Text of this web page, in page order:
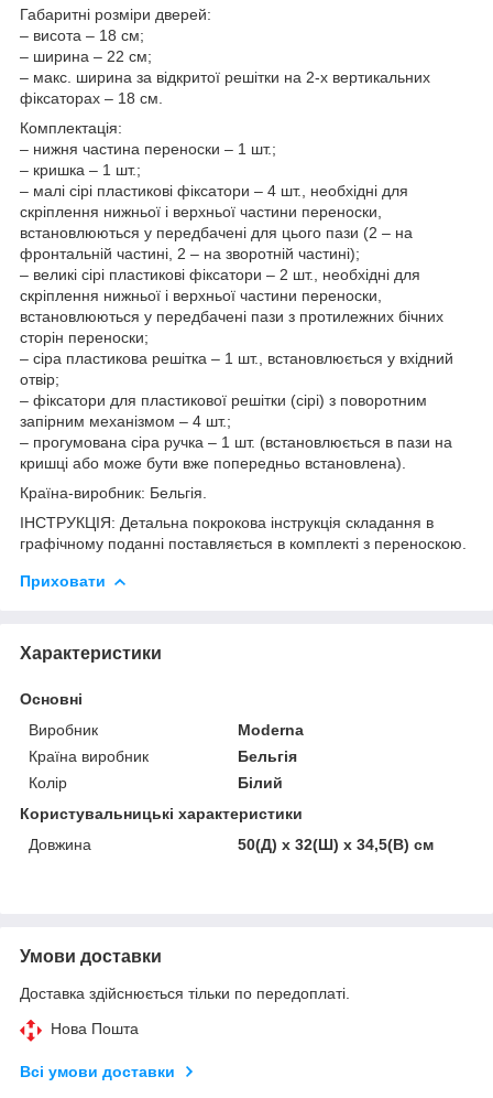
Габаритні розміри дверей:
– висота – 18 см;
– ширина – 22 см;
– макс. ширина за відкритої решітки на 2-х вертикальних
фіксаторах – 18 см.
Комплектація:
– нижня частина переноски – 1 шт.;
– кришка – 1 шт.;
– малі сірі пластикові фіксатори – 4 шт., необхідні для
скріплення нижньої і верхньої частини переноски,
встановлюються у передбачені для цього пази (2 – на
фронтальній частині, 2 – на зворотній частині);
– великі сірі пластикові фіксатори – 2 шт., необхідні для
скріплення нижньої і верхньої частини переноски,
встановлюються у передбачені пази з протилежних бічних
сторін переноски;
– сіра пластикова решітка – 1 шт., встановлюється у вхідний
отвір;
– фіксатори для пластикової решітки (сірі) з поворотним
запірним механізмом – 4 шт.;
– прогумована сіра ручка – 1 шт. (встановлюється в пази на
кришці або може бути вже попередньо встановлена).
Країна-виробник: Бельгія.
ІНСТРУКЦІЯ: Детальна покрокова інструкція складання в
графічному поданні поставляється в комплекті з переноскою.
Приховати
Характеристики
Основні
Виробник
Moderna
Країна виробник
Бельгія
Колір
Білий
Користувальницькі характеристики
Довжина
50(Д) х 32(Ш) х 34,5(В) см
Умови доставки
Доставка здійснюється тільки по передоплаті.
Нова Пошта
Всі умови доставки